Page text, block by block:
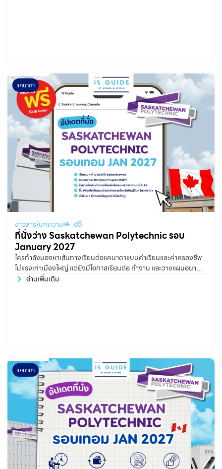
แคนาดา
ข่าวสาร/บทความ 65
ที่นั่งว่าง Saskatchewan Polytechnic รอบ
January 2027
ใครกำลังมองหาเส้นทางเรียนต่อแคนาดาแบบค่าเรียนและค่าครองชีพ
ไม่แรงเท่าเมืองใหญ่ แต่ยังมีโอกาสเรียนต่อ ทำงาน และวางแผนอนาคต
ในแคนาดาได้จริง Saskatchewan Polytechnic เป็นอีกหนึ่งสถาบัน
อ่านเพิ่มเติม
แคนาดา